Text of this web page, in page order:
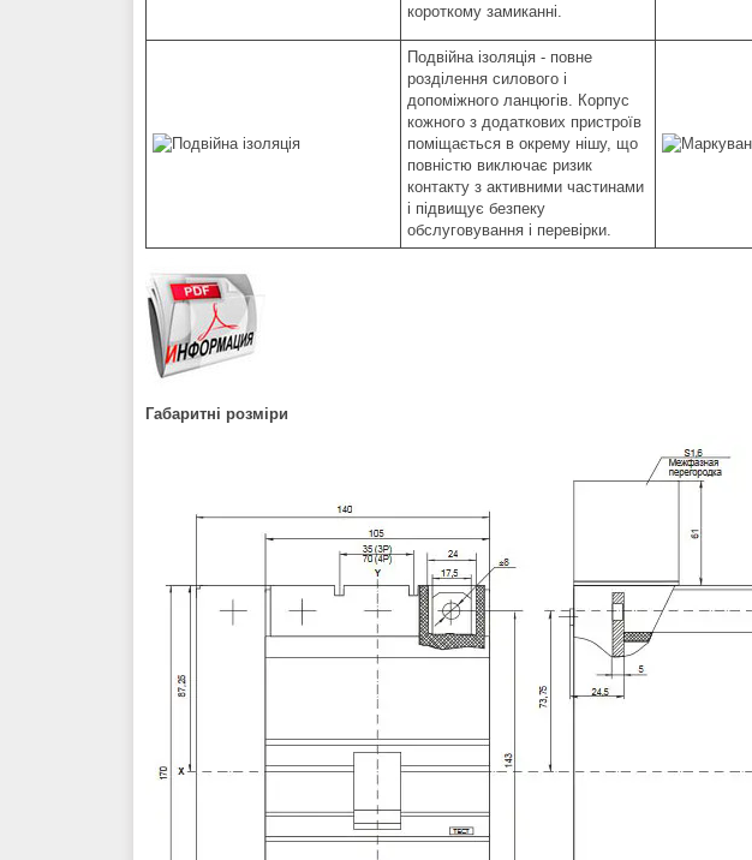
короткому замиканні.
Подвійна ізоляція - повне
розділення силового і
допоміжного ланцюгів. Корпус
кожного з додаткових пристроїв
поміщається в окрему нішу, що
повністю виключає ризик
контакту з активними частинами
і підвищує безпеку
обслуговування і перевірки.
Габаритні розміри